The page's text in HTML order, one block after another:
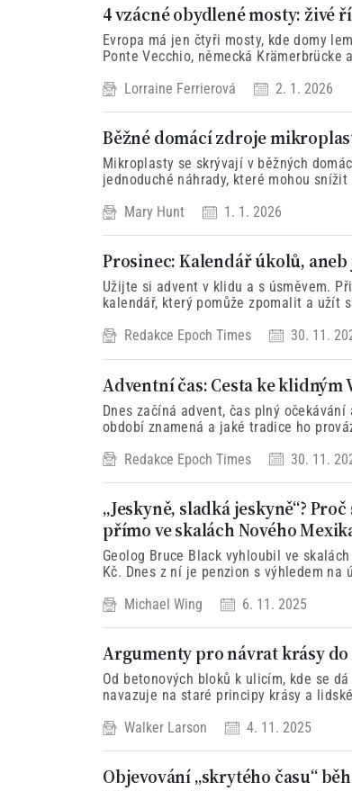
4 vzácné obydlené mosty: živé
Evropa má jen čtyři mosty, kde domy
Ponte Vecchio, německá
Lorraine Ferrierová 2. 1. 2026
Běžné domácí zdroje
Mikroplasty se skrývají v běžných
jednoduché náhrady, které mohou
Mary Hunt 1. 1. 2026
Prosinec: Kalendář úkolů,
Užijte si advent v klidu a s úsměvem.
kalendář, který pomůže zpomalit a užít
Redakce Epoch Times 30. 11.
Adventní čas: Cesta ke
Dnes začíná advent, čas plný
období znamená a jaké tradice ho
Redakce Epoch Times 30. 11.
„Jeskyně, sladká jeskyně“?
přímo ve skalách Nového
Geolog Bruce Black vyhloubil ve
Kč. Dnes z ní je penzion s výhledem na
Michael Wing 6. 11. 2025
Argumenty pro návrat krásy
Od betonových bloků k ulicím, kde se
navazuje na staré principy krásy a
Walker Larson 4. 11. 2025
Objevování „skrytého času“